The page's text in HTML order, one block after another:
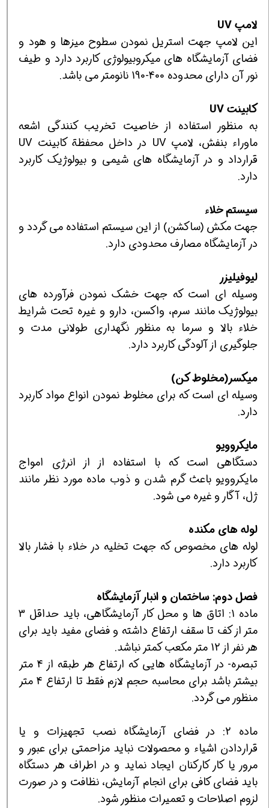
لامپUV
این لامپ جهت استریل نمودن سطوح میزها و هود و
فضای آزمایشگاه های میکروبیولوژی کاربرد دارد و طیف
نور آن دارای محدوده 400-190 نانومتر می باشد.
کابینتUV
به منظور استفاده از خاصیت تخریب کنندگی اشعه
ماوراء بنفش، لامپ UV در داخل محفظة کابینت UV
قرارداد و در آزمایشگاه های شیمی و بیولوژیک کاربرد
دارد.
سیستم خلاء
جهت مکش (ساکشن) از این سیستم استفاده می گردد و
در آزمایشگاه مصارف محدودی دارد.
لیوفیلیزر
وسیله ای است که جهت خشک نمودن فرآورده های
بیولوژیک مانند سرم، واکسن، دارو و غیره تحت شرایط
خلاء بالا و سرما به منظور نگهداری طولانی مدت و
جلوگیری از آلودگی کاربرد دارد.
میکسر(مخلوط کن)
وسیله ای است که برای مخلوط نمودن انواع مواد کاربرد
دارد.
مایکروویو
دستگاهی است که با استفاده از از انرژی امواج
مایکروویو باعث گرم شدن و ذوب ماده مورد نظر مانند
ژل، آگار و غیره می شود.
لوله های مکنده
لوله های مخصوص که جهت تخلیه در خلاء با فشار بالا
کاربرد دارد.
فصل دوم: ساختمان و انبار آزمایشگاه
ماده 1: اتاق ها و محل کار آزمایشگاهی، باید حداقل 3
متر از کف تا سقف ارتفاع داشته و فضای مفید باید برای
هر نفر از 12 متر مکعب کمتر نباشد.
تبصره- در آزمایشگاه هایی که ارتفاع هر طبقه از 4 متر
بیشتر باشد برای محاسبه حجم لازم فقط تا ارتفاع 4 متر
منظور می گردد.
ماده 2: در فضای آزمایشگاه نصب تجهیزات و یا
قراردادن اشیاء و محصولات نباید مزاحمتی برای عبور و
مرور یا کار کارکنان ایجاد نماید و در اطراف هر دستگاه
باید فضای کافی برای انجام آزمایش، نظافت و در صورت
لزوم اصلاحات و تعمیرات منظور شود.